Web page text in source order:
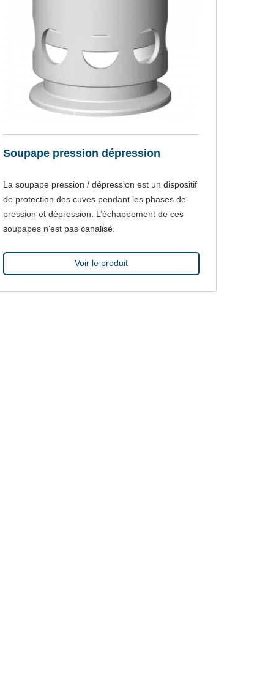
Soupape pression dépression
La soupape pression / dépression est un dispositif
de protection des cuves pendant les phases de
pression et dépression. L’échappement de ces
soupapes n’est pas canalisé.
Voir le produit